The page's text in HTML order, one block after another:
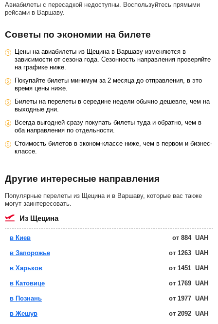
Авиабилеты с пересадкой недоступны. Воспользуйтесь прямыми
рейсами в Варшаву.
Советы по экономии на билете
Цены на авиабилеты из Щецина в Варшаву изменяются в
зависимости от сезона года. Сезонность направления проверяйте
на графике ниже.
Покупайте билеты минимум за 2 месяца до отправления, в это
время цены ниже.
Билеты на перелеты в середине недели обычно дешевле, чем на
выходные дни.
Всегда выгодней сразу покупать билеты туда и обратно, чем в
оба направления по отдельности.
Стоимость билетов в эконом-классе ниже, чем в первом и бизнес-
классе.
Другие интересные направления
Популярные перелеты из Щецина и в Варшаву, которые вас также
могут заинтересовать.
из Щецина
в Киев от 884 UAH
в Запорожье от 1263 UAH
в Харьков от 1451 UAH
в Катовице от 1769 UAH
в Познань от 1977 UAH
в Жешув от 2092 UAH